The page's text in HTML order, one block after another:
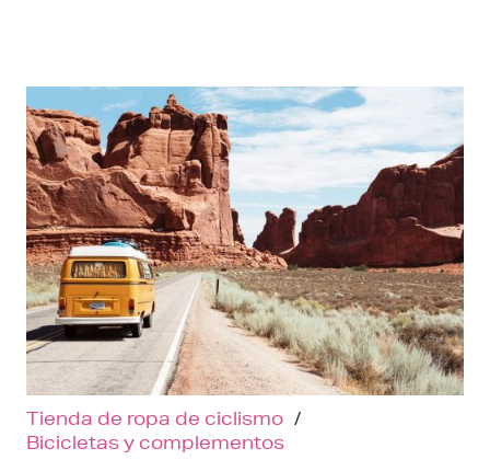
Tienda de ropa de ciclismo /
Bicicletas y complementos